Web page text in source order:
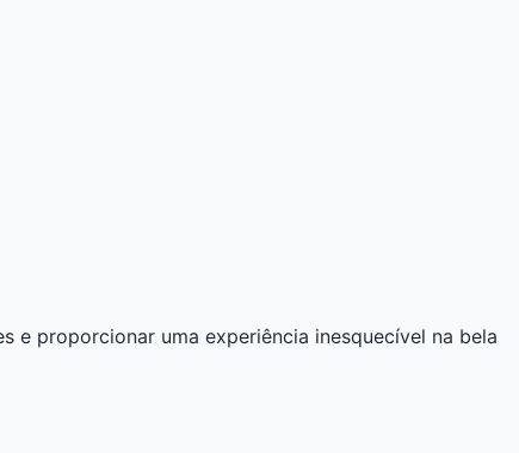
e proporcionar uma experiência inesquecível na bela